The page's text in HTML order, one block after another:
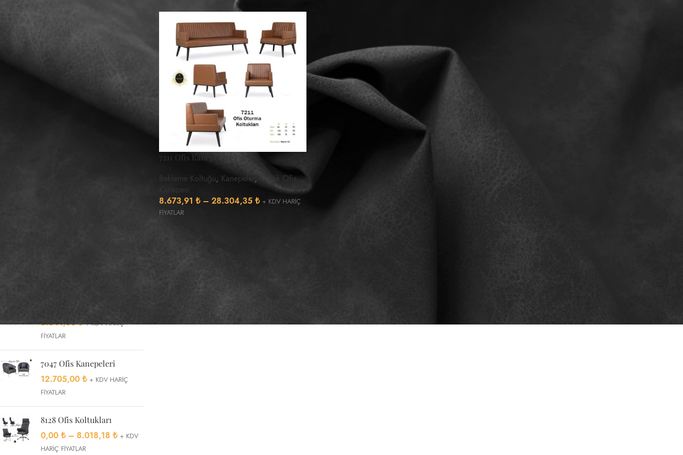
8.041,00₺ + KDV HARİÇ
FİYATLAR
7047 Ofis Kanepeleri
12.705,00 ₺ + KDV HARİÇ
FİYATLAR
8128 Ofis Koltukları
0,00 ₺ – 8.018,18 ₺ + KDV
HARİÇ FİYATLAR
7211 Ofis Kanepeleri
Bekleme Koltuğu, Kanepeler ,
Küçük Ofis
Kanepesi
8.673,91 ₺ – 28.304,35 ₺ + KDV HARİÇ
FİYATLAR